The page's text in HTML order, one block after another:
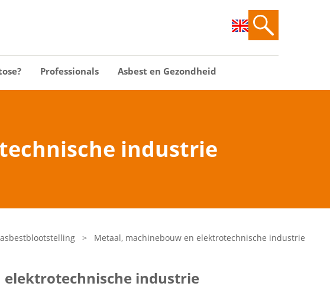
Professionals Asbest en Gezondheid
industrie
> Metaal, machinebouw en elektrotechnische industrie
industrie